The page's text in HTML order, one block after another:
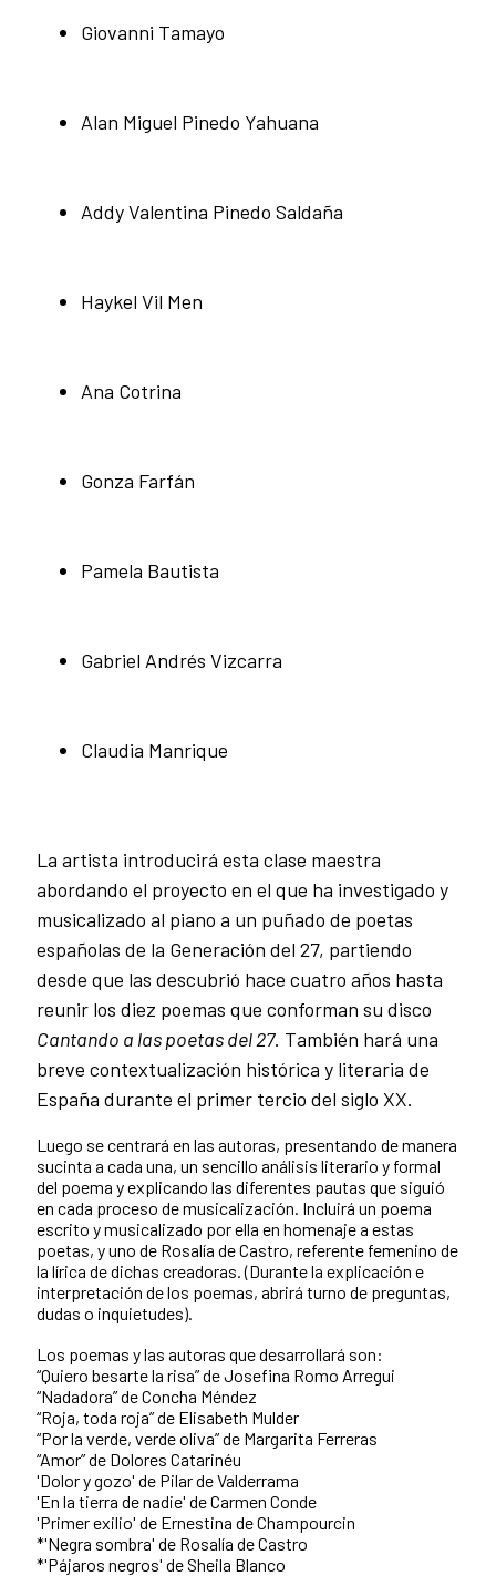
Giovanni Tamayo
Alan Miguel Pinedo Yahuana
Addy Valentina Pinedo Saldaña
Haykel Vil Men
Ana Cotrina
Gonza Farfán
Pamela Bautista
Gabriel Andrés Vizcarra
Claudia Manrique
La artista introducirá esta clase maestra
abordando el proyecto en el que ha investigado y
musicalizado al piano a un puñado de poetas
españolas de la Generación del 27, partiendo
desde que las descubrió hace cuatro años hasta
reunir los diez poemas que conforman su disco
Cantando a las poetas del 27. También hará una
breve contextualización histórica y literaria de
España durante el primer tercio del siglo XX.
Luego se centrará en las autoras, presentando de manera
sucinta a cada una, un sencillo análisis literario y formal
del poema y explicando las diferentes pautas que siguió
en cada proceso de musicalización. Incluirá un poema
escrito y musicalizado por ella en homenaje a estas
poetas, y uno de Rosalía de Castro, referente femenino de
la lírica de dichas creadoras. (Durante la explicación e
interpretación de los poemas, abrirá turno de preguntas,
dudas o inquietudes).
Los poemas y las autoras que desarrollará son:
“Quiero besarte la risa” de Josefina Romo Arregui
“Nadadora” de Concha Méndez
“Roja, toda roja” de Elisabeth Mulder
“Por la verde, verde oliva” de Margarita Ferreras
“Amor” de Dolores Catarinéu
'Dolor y gozo' de Pilar de Valderrama
'En la tierra de nadie' de Carmen Conde
'Primer exilio' de Ernestina de Champourcin
*'Negra sombra' de Rosalía de Castro
*'Pájaros negros' de Sheila Blanco